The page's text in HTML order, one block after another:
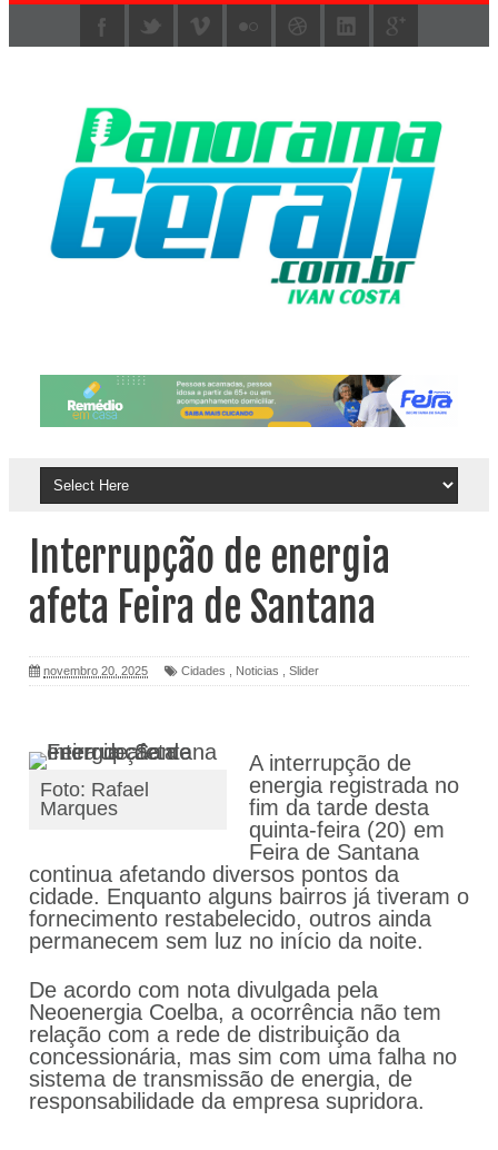
Interrupção de energia
afeta Feira de Santana
novembro 20, 2025 Cidades Noticias Slider
Foto: Rafael
Marques
A interrupção de
energia registrada no
fim da tarde desta
quinta-feira (20) em
Feira de Santana
continua afetando diversos pontos da
cidade. Enquanto alguns bairros já tiveram o
fornecimento restabelecido, outros ainda
permanecem sem luz no início da noite.
De acordo com nota divulgada pela
Neoenergia Coelba, a ocorrência não tem
relação com a rede de distribuição da
concessionária, mas sim com uma falha no
sistema de transmissão de energia, de
responsabilidade da empresa supridora.